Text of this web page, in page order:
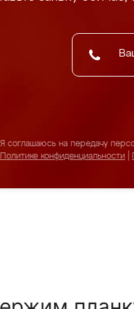
Я соглашаюсь на передачу
Политике конфиденциальности